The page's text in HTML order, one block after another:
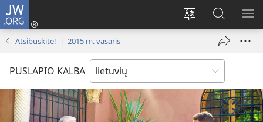
JW.ORG
Pakeisti
svetainės
Prisijungti
(atsiveria Paieška
svetainėje
JW.ORG
Atsibuskite! | 2015 m. vasaris
PUSLAPIO KALBA